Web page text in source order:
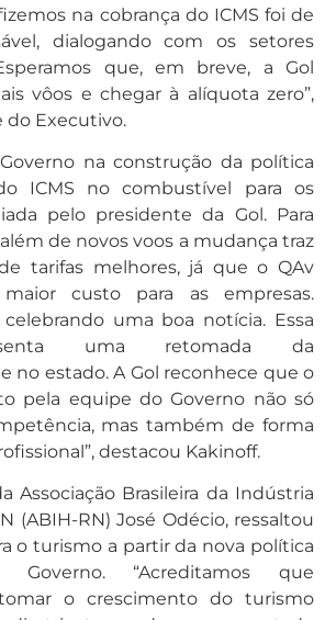
na cobrança do ICMS foi de
dialogando com os setores
que, em breve, a Gol
vôos e chegar à alíquota zero”,
do Executivo.
na construção da política
ICMS no combustível para os
pelo presidente da Gol. Para
de novos voos a mudança traz
tarifas melhores, já que o QAv
custo para as empresas.
celebrando uma boa notícia. Essa
uma retomada da
no estado. A Gol reconhece que o
pela equipe do Governo não só
mas também de forma
destacou Kakinoff.
Associação Brasileira da Indústria
(ABIH-RN) José Odécio, ressaltou
o turismo a partir da nova política
“Acreditamos que
o crescimento do turismo